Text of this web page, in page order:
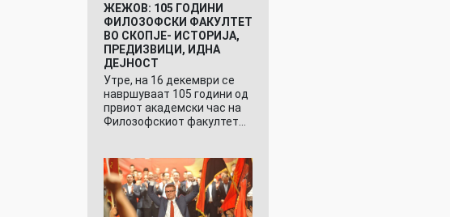
ЖЕЖОВ: 105 ГОДИНИ
ФИЛОЗОФСКИ ФАКУЛТЕТ
ВО СКОПЈЕ- ИСТОРИЈА,
ПРЕДИЗВИЦИ, ИДНА
ДЕЈНОСТ
Утре, на 16 декември се
навршуваат 105 години од
првиот академски час на
Филозофскиот факултет…